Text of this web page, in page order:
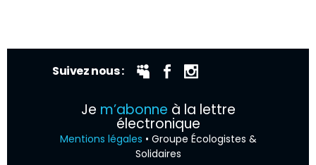
Suivez nous :
Je m’abonne à la lettre
électronique
Mentions légales • Groupe Écologistes &
Solidaires